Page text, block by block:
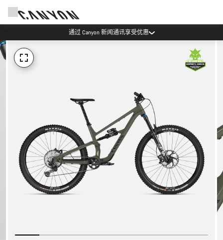
通过 Canyon 新闻通讯享受优惠